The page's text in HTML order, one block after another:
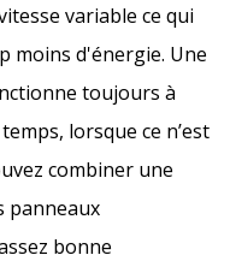
variable ce qui
moins d'énergie. Une
toujours à
lorsque ce n’est
combiner une
panneaux
bonne